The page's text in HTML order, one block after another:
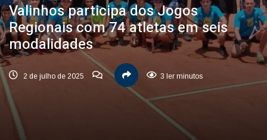
Valinhos participa dos Jogos
Regionais com 74 atletas em seis
modalidades
2 de julho de 2025 3 ler minutos